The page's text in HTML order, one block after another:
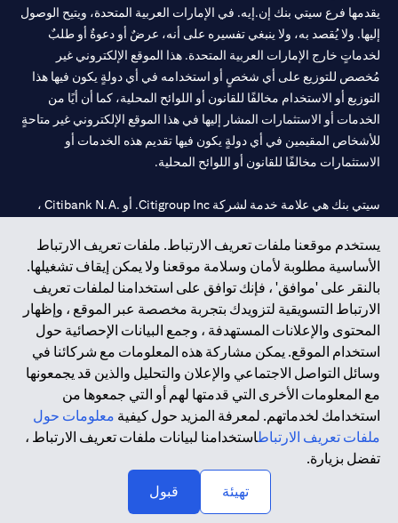
يستخدم موقعنا ملفات تعريف الارتباط. ملفات تعريف الارتباط
الأساسية مطلوبة لأمان وسلامة موقعنا ولا يمكن إيقاف تشغيلها.
بالنقر على 'موافق' ، فإنك توافق على استخدامنا لملفات تعريف
الارتباط التسويقية لتزويدك بتجربة مخصصة عبر الموقع ، وإظهار
المحتوى والإعلانات المستهدفة ، وجمع البيانات الإحصائية حول
استخدام الموقع. يمكن مشاركة هذه المعلومات مع شركائنا في
وسائل التواصل الاجتماعي والإعلان والتحليل والذين قد يجمعونها
مع المعلومات الأخرى التي قدمتها لهم أو التي جمعوها من
استخدامك لخدماتهم. لمعرفة المزيد حول كيفية معلومات حول
ملفات تعريف الارتباطاستخدامنا لبيانات ملفات تعريف الارتباط ،
تفضل بزيارة.
تهيئة
قبول
يقدمها فرع سيتي بنك إن.إيه. في الإمارات العربية المتحدة، ويتيح الوصول
إليها. ولا يُقصد به، ولا ينبغي تفسيره على أنه، عرضٌ أو دعوةٌ أو طلبٌ
لخدماتٍ خارج الإمارات العربية المتحدة. هذا الموقع الإلكتروني غير
مُخصص للتوزيع على أي شخصٍ أو استخدامه في أي دولةٍ يكون فيها هذا
التوزيع أو الاستخدام مخالفًا للقانون أو اللوائح المحلية، كما أن أيًا من
الخدمات أو الاستثمارات المشار إليها في هذا الموقع الإلكتروني غير متاحةٍ
للأشخاص المقيمين في أي دولةٍ يكون فيها تقديم هذه الخدمات أو
الاستثمارات مخالفًا للقانون أو اللوائح المحلية.
سيتي بنك هي علامة خدمة لشركة Citigroup Inc. أو .Citibank N.A ،
سيتي بنك إن. إيه. الإمارات مسجل لدى مصرف الإمارات المركزي تحت
أرقام التراخيص 202563 لفرع الوصل في دبي، 531989 لفرع مول
الإمارات في دبي، و CN-1002019 لفرع أبوظبي. هاتف: 4000 311 04.
فرع سيتي بنك إن إيه - الإمارات العربية المتحدة مرخص من مصرف
الإمارات العربية المتحدة المركزي كفرع لبنك أجنبي.
سيتي بنك إن إيه الإمارات العربية المتحدة مرخص من هيئة الأوراق المالية
والسلع في الإمارات العربية المتحدة ("SCA") للقيام بالنشاط المالي لـ أ)
الاستشارات المالية والتعريف والترويج بموجب ترخيص رقم
20200000097 ب) وسيط تداول في الأسواق الدولية بموجب ترخيص
حقوق الطبع والنشر محفوظة ©2026 سيتي جروب انك.